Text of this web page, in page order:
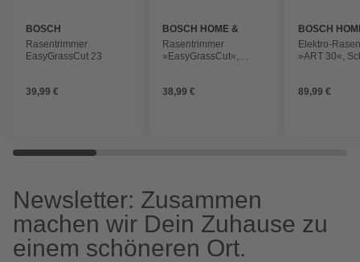
BOSCH
Rasentrimmer
EasyGrassCut 23
39,99 €
BOSCH HOME &
GARDEN
Rasentrimmer
»EasyGrassCut«,
Schneidfaden, 280 W
38,99 €
BOSCH
GARDEN
Elektro-
»ART 30«,
89,99 €
Newsletter: Zusammen
machen wir Dein Zuhause zu
einem schöneren Ort.